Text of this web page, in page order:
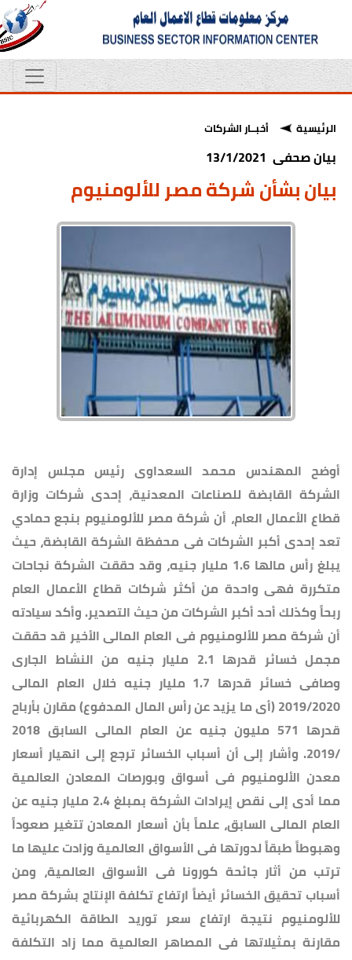
الرئيسية أخبــار الشركات
بيان صحفى 13/1/2021
بيان بشأن شركة مصر للألومنيوم
أوضح المهندس محمد السعداوى رئيس مجلس إدارة
الشركة القابضة للصناعات المعدنية، إحدى شركات وزارة
قطاع الأعمال العام، أن شركة مصر للألومنيوم بنجع حمادي
تعد إحدى أكبر الشركات فى محفظة الشركة القابضة، حيث
يبلغ رأس مالها 1.6 مليار جنيه، وقد حققت الشركة نجاحات
متكررة فهى واحدة من أكثر شركات قطاع الأعمال العام
ربحاً وكذلك أحد أكبر الشركات من حيث التصدير. وأكد سيادته
أن شركة مصر للألومنيوم فى العام المالى الأخير قد حققت
مجمل خسائر قدرها 2.1 مليار جنيه من النشاط الجارى
وصافى خسائر قدرها 1.7 مليار جنيه خلال العام المالى
2019/2020 (أى ما يزيد عن رأس المال المدفوع) مقارن بأرباح
قدرها 571 مليون جنيه عن العام المالى السابق 2018
/2019. وأشار إلى أن أسباب الخسائر ترجع إلى انهيار أسعار
معدن الألومنيوم فى أسواق وبورصات المعادن العالمية
مما أدى إلى نقص إيرادات الشركة بمبلغ 2.4 مليار جنيه عن
العام المالى السابق، علماً بأن أسعار المعادن تتغير صعوداً
وهبوطاً طبقاً لدورتها فى الأسواق العالمية وزادت عليها ما
ترتب من أثار جائحة كورونا فى الأسواق العالمية، ومن
أسباب تحقيق الخسائر أيضاً ارتفاع تكلفة الإنتاج بشركة مصر
للألومنيوم نتيجة ارتفاع سعر توريد الطاقة الكهربائية
مقارنة بمثيلاتها فى المصاهر العالمية مما زاد التكلفة